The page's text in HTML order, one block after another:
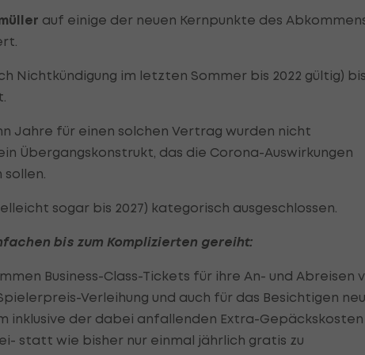
auf einige der neuen Kernpunkte des
Nichtkündigung im letzten Sommer bis 2022 gültig) bis
Jahre für einen solchen Vertrag wurden nicht
Übergangskonstrukt, das die Corona-Auswirkungen
sogar bis 2027) kategorisch ausgeschlossen.
bis zum Komplizierten gereiht:
Business-Class-Tickets für ihre An- und Abreisen
Verleihung und auch für das Besichtigen
inklusive der dabei anfallenden Extra-Gepäckskosten
statt wie bisher nur einmal jährlich gratis zu